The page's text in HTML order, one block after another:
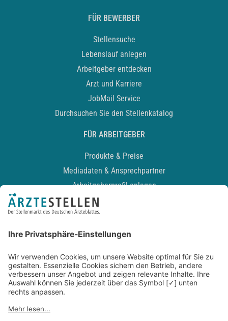
FÜR BEWERBER
Stellensuche
Lebenslauf anlegen
Arbeitgeber entdecken
Arzt und Karriere
JobMail Service
Durchsuchen Sie den Stellenkatalog
FÜR ARBEITGEBER
Produkte & Preise
Mediadaten & Ansprechpartner
Arbeitgeberprofil anlegen
Recruiting-Podcast
Kontakt
Datenschutz
Newsletter